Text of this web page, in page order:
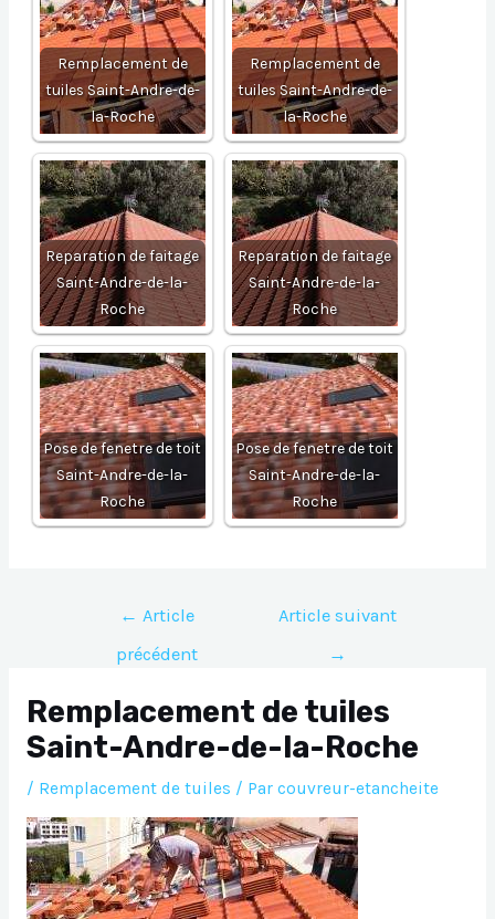
Remplacement de
tuiles Saint-Andre-de-
la-Roche
Remplacement de
tuiles Saint-Andre-de-
la-Roche
Reparation de faitage
Saint-Andre-de-la-
Roche
Reparation de faitage
Saint-Andre-de-la-
Roche
Pose de fenetre de toit
Saint-Andre-de-la-
Roche
Pose de fenetre de toit
Saint-Andre-de-la-
Roche
Navigation
l’article
← Article
précédent
Article suivant
→
Remplacement de tuiles
Saint-Andre-de-la-Roche
/ Remplacement de tuiles / Par couvreur-etancheite